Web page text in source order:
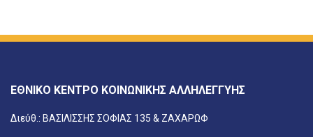
ΕΘΝΙΚΟ ΚΕΝΤΡΟ ΚΟΙΝΩΝΙΚΗΣ ΑΛΛΗΛΕΓΓΥΗΣ
Διεύθ.: ΒΑΣΙΛΙΣΣΗΣ ΣΟΦΙΑΣ 135 & ΖΑΧΑΡΩΦ